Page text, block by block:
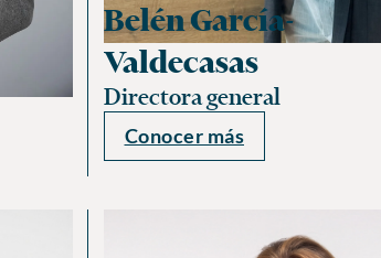
Belén García-
Valdecasas
Directora general
Conocer más